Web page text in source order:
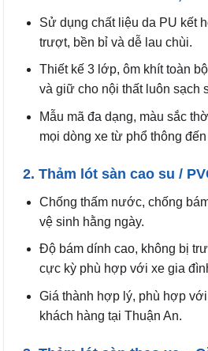
Sử dụng chất liệu da PU kết
trượt, bền bỉ và dễ lau chùi.
Thiết kế 3 lớp, ôm khít toàn
và giữ cho nội thất luôn sạch
Mẫu mã đa dạng, màu sắc
mọi dòng xe từ phổ thông
2. Thảm lót sàn cao su /
Chống thấm nước, chống
vệ sinh hằng ngày.
Độ bám dính cao, không bị
cực kỳ phù hợp với xe gia
Giá thành hợp lý, phù hợp
khách hàng tại Thuận An.